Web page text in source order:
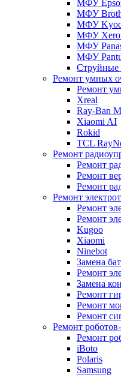
МФУ
МФУ
МФУ
МФУ
МФУ
МФУ
Ремонт умных
Ремонт
Xreal
Ray-Ban
Xiaomi AI
Rokid
TCL
Ремонт
Ремонт
Ремонт
Ремонт
Ремонт
Ремонт
Ремонт
Kugoo
Xiaomi
Ninebot
Замена
Ремонт
Замена
Ремонт
Ремонт
Ремонт
Ремонт
Ремонт
iBoto
Polaris
Samsung